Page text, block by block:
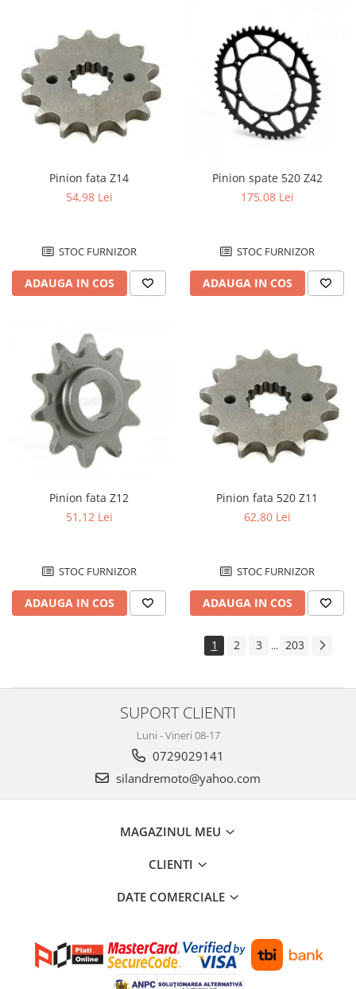
Pinion fata Z14
54,98 Lei
STOC FURNIZOR
ADAUGA IN COS
Pinion spate 520 Z42
175,08 Lei
STOC FURNIZOR
ADAUGA IN COS
Pinion fata Z12
51,12 Lei
STOC FURNIZOR
ADAUGA IN COS
Pinion fata 520 Z11
62,80 Lei
STOC FURNIZOR
ADAUGA IN COS
1 2 3 ... 203
SUPORT CLIENTI
Luni - Vineri 08-17
0729029141
silandremoto@yahoo.com
MAGAZINUL MEU
CLIENTI
DATE COMERCIALE